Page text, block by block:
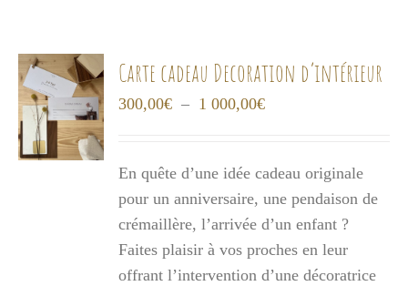
Carte cadeau Decoration d’intérieur
300,00€ – 1 000,00€Plage
300,00€
à
1
000,00€
En quête d’une idée cadeau originale
pour un anniversaire, une pendaison de
crémaillère, l’arrivée d’un enfant ?
Faites plaisir à vos proches en leur
offrant l’intervention d’une décoratrice